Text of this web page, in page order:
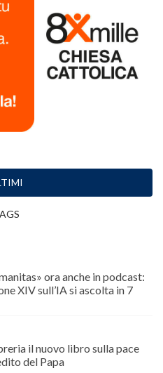
ora anche in podcast:
XIV sull’IA si ascolta in 7
il nuovo libro sulla pace
del Papa